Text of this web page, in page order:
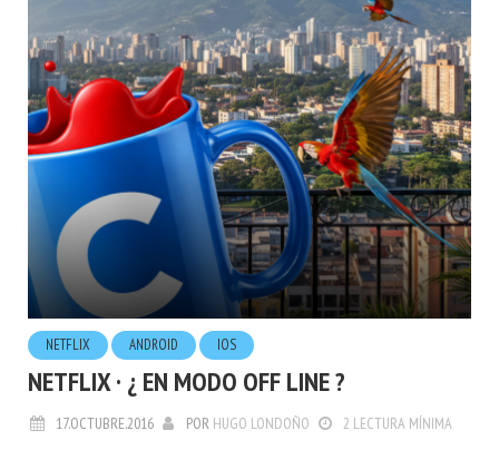
NETFLIX ANDROID IOS
NETFLIX · ¿ EN MODO OFF LINE ?
17.OCTUBRE.2016 POR HUGO LONDOÑO 2 LECTURA MÍNIMA